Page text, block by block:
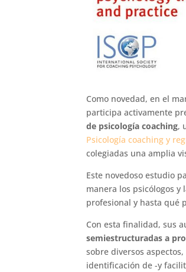
Como novedad, en el
participa activamente
de psicología coaching,
Psicología coaching y
colegiadas una amplia
Este novedoso estudio
manera los psicólogos y
profesional y hasta qué
Con esta finalidad, sus
semiestructuradas a
sobre diversos
identificación de -y